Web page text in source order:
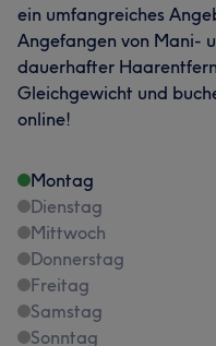
ein umfangreiches
Angefangen von Mani-
dauerhafter
Gleichgewicht und
online!
Montag
Dienstag
Mittwoch
Donnerstag
Freitag
Samstag
Sonntag